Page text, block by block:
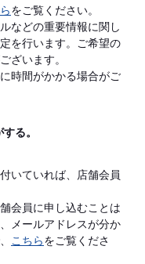
をご覧ください。
などの重要情報に関し
を行います。ご希望の
ざいます。
時間がかかる場合がご
る。
いていれば、店舗会員
会員に申し込むことは
メールアドレスが分か
こちらをご覧くださ